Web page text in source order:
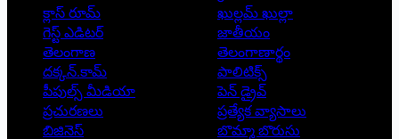
క్లాస్ రూమ్
ఖుల్లమ్ ఖుల్లా
గెస్ట్ ఎడిటర్
జాతీయం
తెలంగాణ
తెలంగాణార్థం
దక్కన్.కామ్
పాలిటిక్స్
పీపుల్స్ ‌మీడియా
పెన్ డ్రైవ్
ప్రచురణలు
ప్రత్యేక వ్యాసాలు
బిజినెస్
బొమ్మా బొరుసు